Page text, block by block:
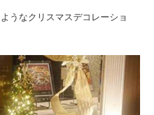
うなクリスマスデコレーショ